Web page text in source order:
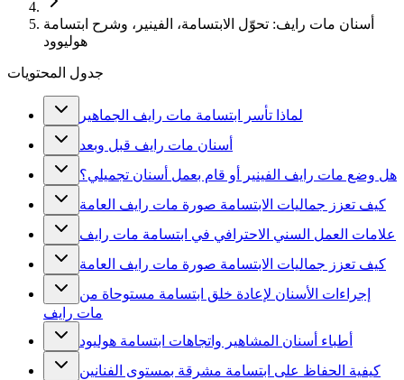
أسنان مات رايف: تحوّل الابتسامة، الفينير، وشرح ابتسامة
هوليوود
جدول المحتويات
لماذا تأسر ابتسامة مات رايف الجماهير
أسنان مات رايف قبل وبعد
هل وضع مات رايف الفينير أو قام بعمل أسنان تجميلي؟
كيف تعزز جماليات الابتسامة صورة مات رايف العامة
علامات العمل السني الاحترافي في ابتسامة مات رايف
كيف تعزز جماليات الابتسامة صورة مات رايف العامة
إجراءات الأسنان لإعادة خلق ابتسامة مستوحاة من
مات رايف
أطباء أسنان المشاهير واتجاهات ابتسامة هوليود
كيفية الحفاظ على ابتسامة مشرقة بمستوى الفنانين